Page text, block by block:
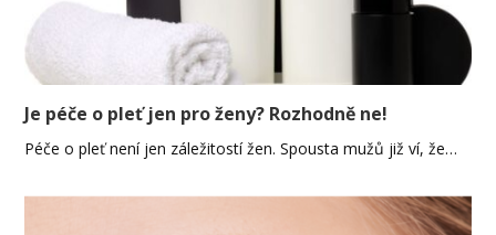
Je péče o pleť jen pro ženy? Rozhodně ne!
Péče o pleť není jen záležitostí žen. Spousta mužů již ví, že…